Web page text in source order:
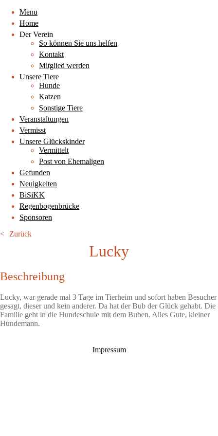
Menu
Home
Der Verein
So können Sie uns helfen
Kontakt
Mitglied werden
Unsere Tiere
Hunde
Katzen
Sonstige Tiere
Veranstaltungen
Vermisst
Unsere Glückskinder
Vermittelt
Post von Ehemaligen
Gefunden
Neuigkeiten
BiSiKK
Regenbogenbrücke
Sponsoren
Zurück
Lucky
Beschreibung
Lucky, war gerade mal 3 Tage im Tierheim und sofort haben Besucher
gesagt, dieser und kein anderer. Da hat der Bub der Glück gehabt. Die
Familie geht in die Hundeschule mit dem Buben. Alles Gute, kleiner
Hundemann.
Impressum